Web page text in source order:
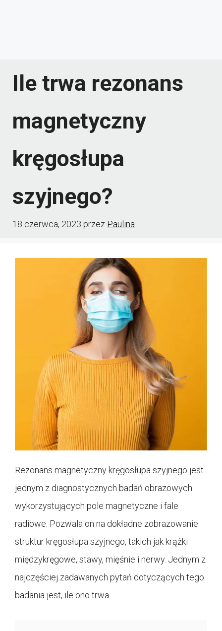
Ile trwa rezonans
magnetyczny
kręgosłupa
szyjnego?
18 czerwca, 2023 przez Paulina
Rezonans magnetyczny kręgosłupa szyjnego jest
jednym z diagnostycznych badań obrazowych
wykorzystujących pole magnetyczne i fale
radiowe. Pozwala on na dokładne zobrazowanie
struktur kręgosłupa szyjnego, takich jak krążki
międzykręgowe, stawy, mięśnie i nerwy. Jednym z
najczęściej zadawanych pytań dotyczących tego
badania jest, ile ono trwa.